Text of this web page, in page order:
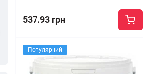
537.93 грн
Популярний